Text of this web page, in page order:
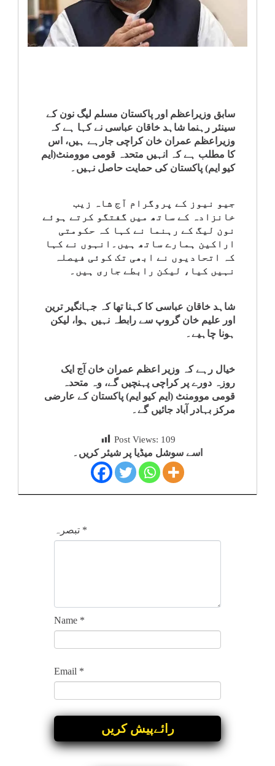
قومی
خبریں
‎کرائم
ویڈیوز
قومی
کلام
سپلیمنٹس
سابق وزیراعظم اور پاکستان مسلم لیگ نون کے
سینئر رہنما شاہد خاقان عباسی نے کہا ہے کہ
وزیراعظم عمران خان کراچی جارہے ہیں، اس
کا مطلب ہے کہ انہیں متحدہ قومی موومنٹ(ایم
کیو ایم) پاکستان کی حمایت حاصل نہیں۔
جیو نیوز کے پروگرام آج شاہ زیب
خانزادہ کے ساتھ میں گفتگو کرتے ہوئے
نون لیگ کے رہنما نے کہا کہ حکومتی
اراکین ہمارے ساتھ ہیں۔انہوں نے کہا
کہ اتحادیوں نے ابھی تک کوئی فیصلہ
نہیں کیا، لیکن رابطے جاری ہیں۔
شاہد خاقان عباسی کا کہنا تھا کہ جہانگیر ترین
اور علیم خان گروپ سے رابطہ نہیں ہوا، لیکن
ہونا چاہیے۔
خیال رہے کہ وزیر اعظم عمران خان آج ایک
روزہ دورے پر کراچی پہنچیں گے، وہ متحدہ
قومی موومنٹ (ایم کیو ایم) پاکستان کے عارضی
مرکز بہادر آباد جائیں گے۔
Post Views: 109
اسے سوشل میڈیا پر شیئر کریں۔
تبصرہ *
Name *
Email *